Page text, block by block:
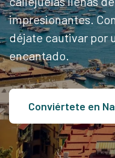
impresionantes.
déjate cautivar por
encantado.
Conviértete en